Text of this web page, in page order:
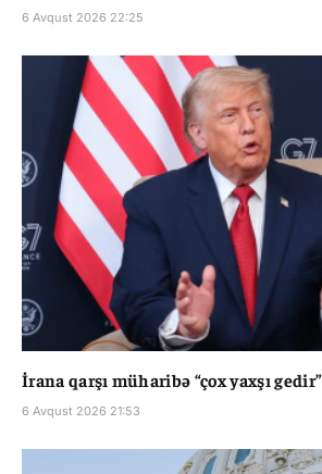
6 Avqust 2026 22:25
İrana qarşı müharibə “çox yaxşı
6 Avqust 2026 21:53